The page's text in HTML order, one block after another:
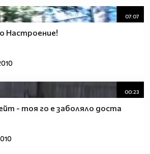
07:07
Настроение!
00:23
- тоя го е заболяло доста